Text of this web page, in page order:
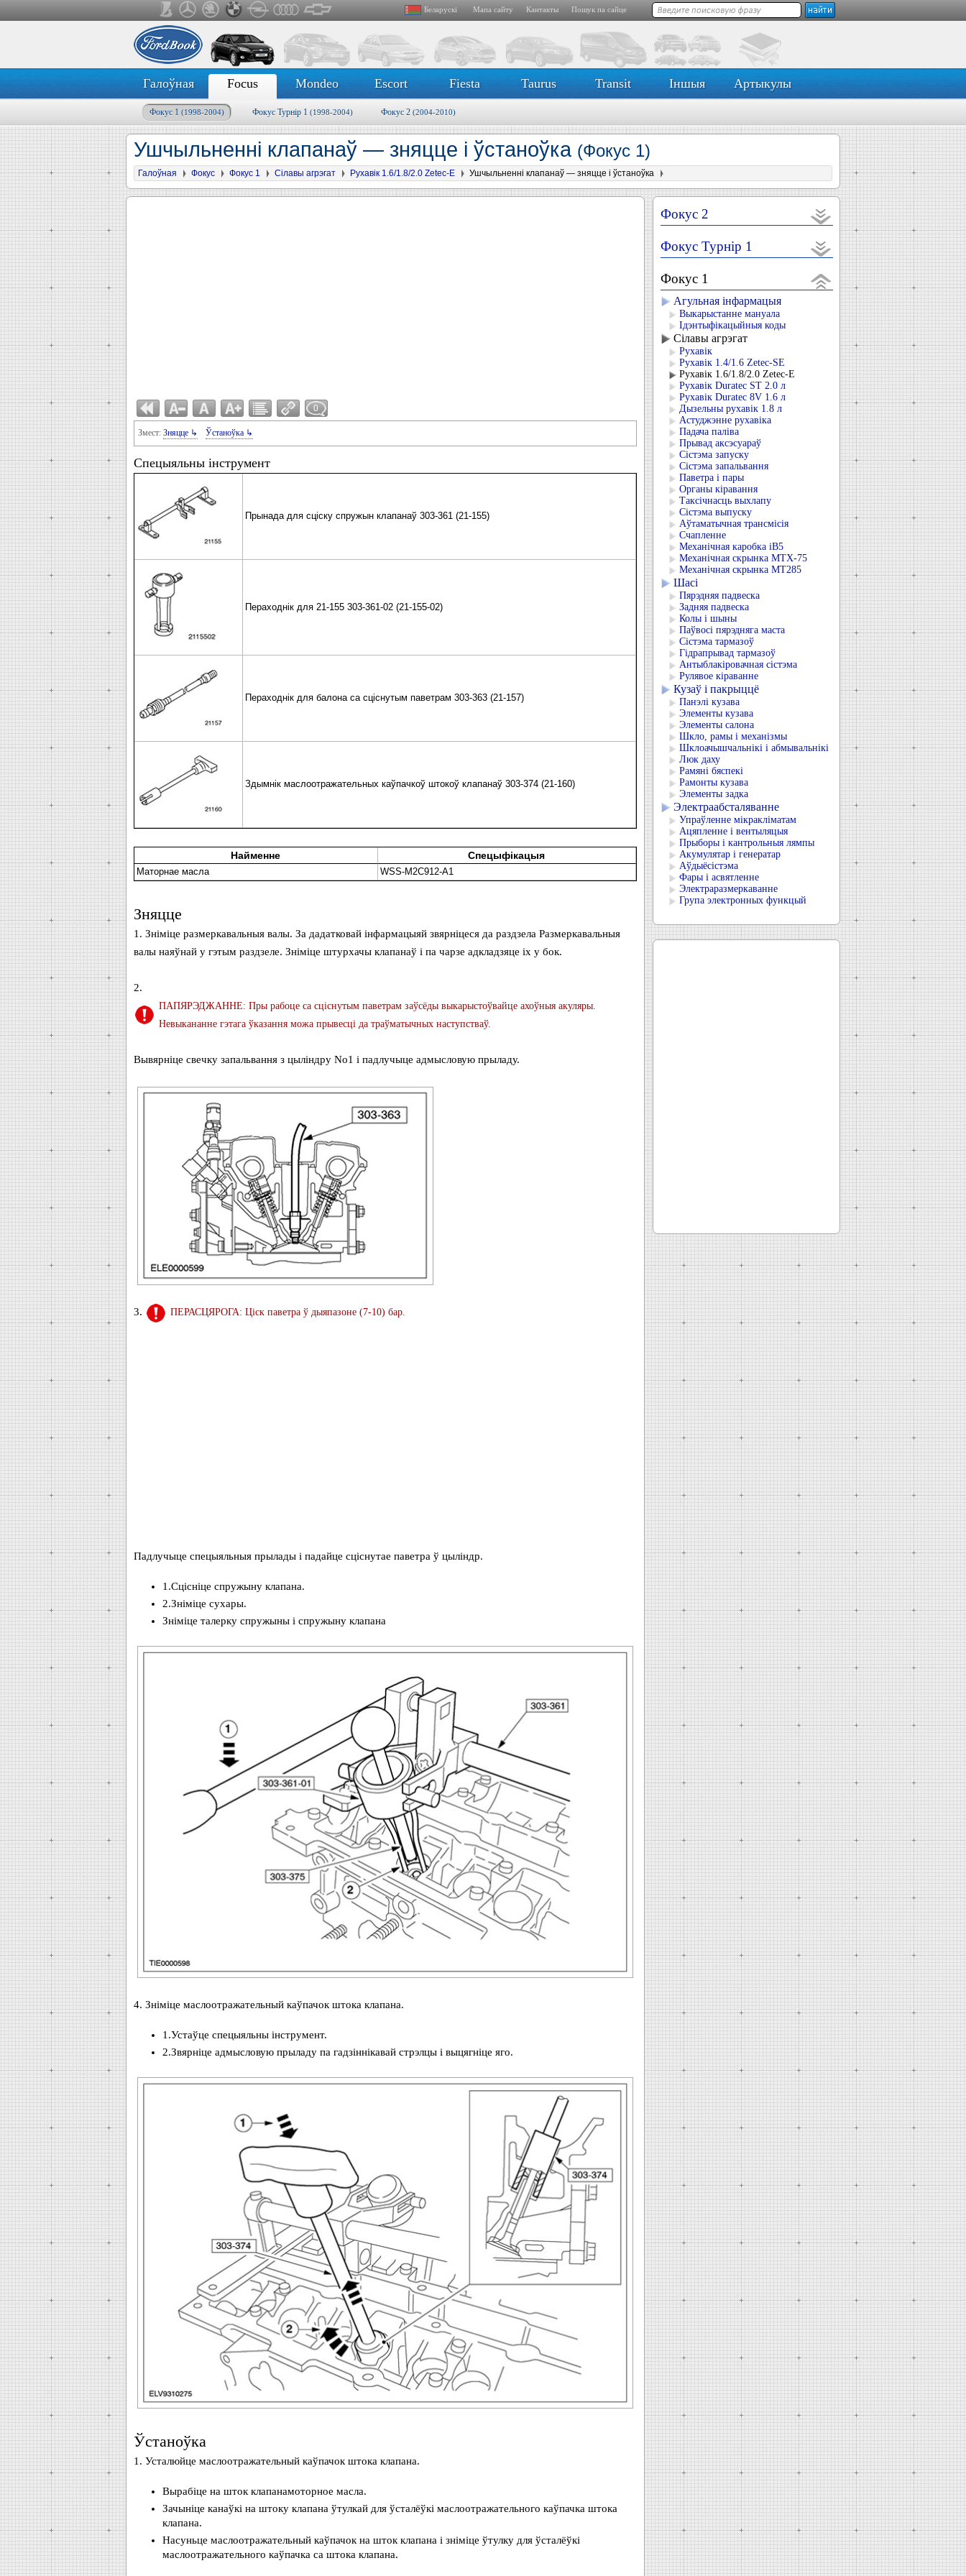
Беларускі Мапа сайту Кантакты Пошук па сайце
Галоўная Focus Mondeo Escort Fiesta Taurus Transit Іншыя Артыкулы
Фокус 1 (1998-2004) Фокус Турнір 1 (1998-2004) Фокус 2 (2004-2010)
Ушчыльненні клапанаў — зняцце і ўстаноўка (Фокус 1)
Галоўная Фокус Фокус 1 Сілавы агрэгат Рухавік 1.6/1.8/2.0 Zetec-E Ушчыльненні клапанаў — зняцце і ўстаноўка
0
Змест: Зняцце ↳ Ўстаноўка ↳
Спецыяльны інструмент
Прынада для сціску спружын клапанаў 303-361 (21-155)
Пераходнік для 21-155 303-361-02 (21-155-02)
Пераходнік для балона са сціснутым паветрам 303-363 (21-157)
Здымнік маслоотражательных каўпачкоў штокоў клапанаў 303-374 (21-160)
Найменне Спецыфікацыя
Маторнае масла WSS-M2C912-A1
Зняцце
1. Зніміце размеркавальныя валы. За дадатковай інфармацыяй звярніцеся да раздзела Размеркавальныя
валы наяўнай у гэтым раздзеле. Зніміце штурхачы клапанаў і па чарзе адкладзяце іх у бок.
2.
ПАПЯРЭДЖАННЕ: Пры рабоце са сціснутым паветрам заўсёды выкарыстоўвайце ахоўныя акуляры.
Невыкананне гэтага ўказання можа прывесці да траўматычных наступстваў.
Вывярніце свечку запальвання з цыліндру No1 і падлучыце адмысловую прыладу.
3. ПЕРАСЦЯРОГА: Ціск паветра ў дыяпазоне (7-10) бар.
Падлучыце спецыяльныя прылады і падайце сціснутае паветра ў цыліндр.
1.Сцісніце спружыну клапана.
2.Зніміце сухары.
Зніміце талерку спружыны і спружыну клапана
4. Зніміце маслоотражательный каўпачок штока клапана.
1.Устаўце спецыяльны інструмент.
2.Звярніце адмысловую прыладу па гадзіннікавай стрэлцы і выцягніце яго.
Ўстаноўка
1. Усталюйце маслоотражательный каўпачок штока клапана.
Вырабіце на шток клапанамоторное масла.
Зачыніце канаўкі на штоку клапана ўтулкай для ўсталёўкі маслоотражательного каўпачка штока
клапана.
Насуньце маслоотражательный каўпачок на шток клапана і зніміце ўтулку для ўсталёўкі
маслоотражательного каўпачка са штока клапана.
Фокус 2
Фокус Турнір 1
Фокус 1
Агульная інфармацыя
Выкарыстанне мануала
Ідэнтыфікацыйныя коды
Сілавы агрэгат
Рухавік
Рухавік 1.4/1.6 Zetec-SE
Рухавік 1.6/1.8/2.0 Zetec-E
Рухавік Duratec ST 2.0 л
Рухавік Duratec 8V 1.6 л
Дызельны рухавік 1.8 л
Астуджэнне рухавіка
Падача паліва
Прывад аксэсуараў
Сістэма запуску
Сістэма запальвання
Паветра і пары
Органы кіравання
Таксічнасць выхлапу
Сістэма выпуску
Аўтаматычная трансмісія
Счапленне
Механічная каробка iB5
Механічная скрынка MTX-75
Механічная скрынка MT285
Шасі
Пярэдняя падвеска
Задняя падвеска
Колы і шыны
Паўвосі пярэдняга маста
Сістэма тармазоў
Гідрапрывад тармазоў
Антыблакіровачная сістэма
Рулявое кіраванне
Кузаў і пакрыццё
Панэлі кузава
Элементы кузава
Элементы салона
Шкло, рамы і механізмы
Шклоачышчальнікі і абмывальнікі
Люк даху
Рамяні бяспекі
Рамонты кузава
Элементы задка
Электраабсталяванне
Упраўленне мікракліматам
Ацяпленне і вентыляцыя
Прыборы і кантрольныя лямпы
Акумулятар і генератар
Аўдыёсістэма
Фары і асвятленне
Электраразмеркаванне
Група электронных функцый